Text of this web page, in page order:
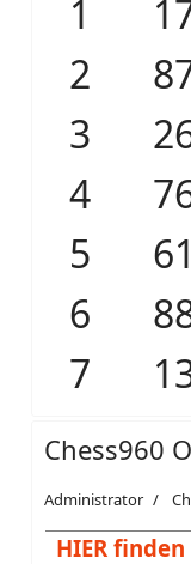
1
2
3
4
5
6
7
Chess960
Administrator
HIER